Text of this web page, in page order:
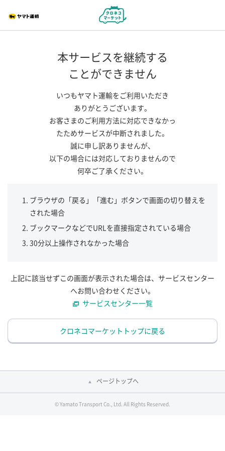
本サービスを継続する
ことができません
いつもヤマト運輸をご利用いただき
ありがとうございます。
お客さまのご利用方法に対応できなかっ
たためサービスが中断されました。
誠に申し訳ありませんが、
以下の場合には対応しておりませんので
何卒ご了承ください。
ブラウザの「戻る」「進む」ボタンで画面の切り替えを
された場合
ブックマークなどでURLを直接指定されている場合
30分以上操作されなかった場合
上記に該当せずこの画面が表示された場合は、サービスセンター
へお問い合わせください。
サービスセンター一覧
クロネコマーケットトップに戻る
ページトップへ
© Yamato Transport Co., Ltd. All Rights Reserved.